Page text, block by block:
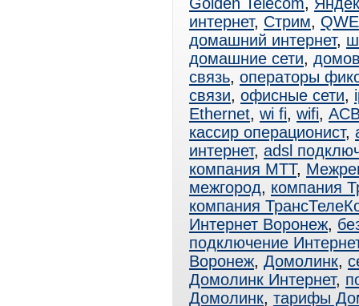
интернет, Стрим,
домашний интернет,
домашние сети,
связь, операторы
связи, офисные сети,
Ethernet, wi fi, wifi,
кассир операционист,
интернет, adsl
компания МТТ,
межгород, компания
компания
Интернет Воронеж,
подключение
Воронеж, Домолинк,
Домолинк Интернет,
Домолинк, тарифы